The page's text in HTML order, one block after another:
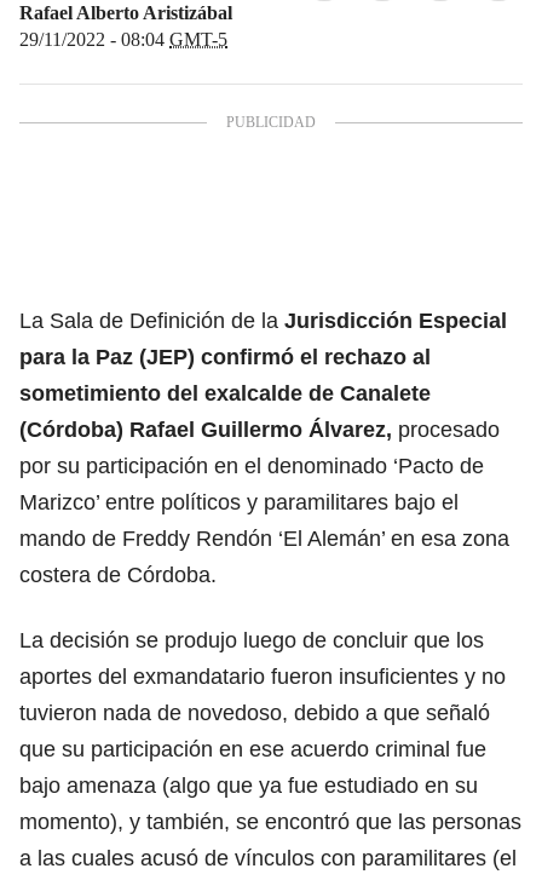
Rafael Alberto Aristizábal
29/11/2022 - 08:04 GMT-5
La Sala de Definición de la Jurisdicción Especial
para la Paz (JEP) confirmó el rechazo al
sometimiento del exalcalde de Canalete
(Córdoba) Rafael Guillermo Álvarez, procesado
por su participación en el denominado ‘Pacto de
Marizco’ entre políticos y paramilitares bajo el
mando de Freddy Rendón ‘El Alemán’ en esa zona
costera de Córdoba.
La decisión se produjo luego de concluir que los
aportes del exmandatario fueron insuficientes y no
tuvieron nada de novedoso, debido a que señaló
que su participación en ese acuerdo criminal fue
bajo amenaza (algo que ya fue estudiado en su
momento), y también, se encontró que las personas
a las cuales acusó de vínculos con paramilitares (el